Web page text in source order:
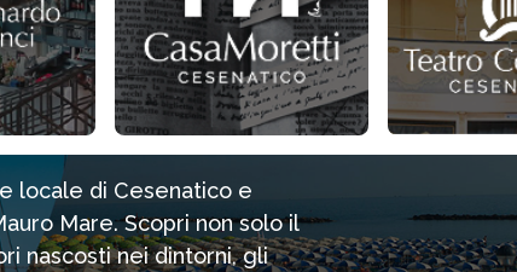
locale di Cesenatico e
Mare. Scopri non solo il
nascosti nei dintorni, gli